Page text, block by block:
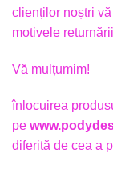
clienților noștri
motivele
Vă mulțumim!
înlocuirea
pe
diferită de cea a